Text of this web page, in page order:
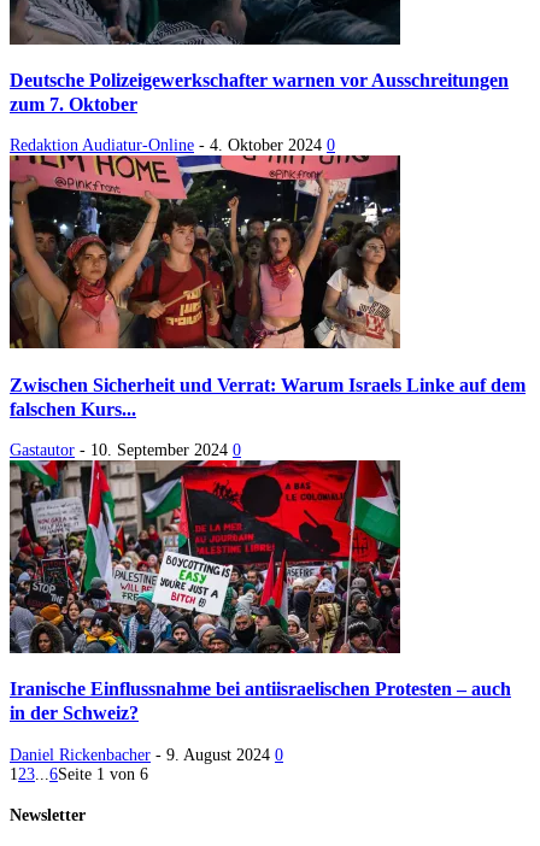
Deutsche Polizeigewerkschafter warnen vor Ausschreitungen
zum 7. Oktober
Redaktion Audiatur-Online - 4. Oktober 2024 0
Zwischen Sicherheit und Verrat: Warum Israels Linke auf dem
falschen Kurs...
Gastautor - 10. September 2024 0
Iranische Einflussnahme bei antiisraelischen Protesten – auch
in der Schweiz?
Daniel Rickenbacher - 9. August 2024 0
1 23 6Seite 1 von 6
Newsletter